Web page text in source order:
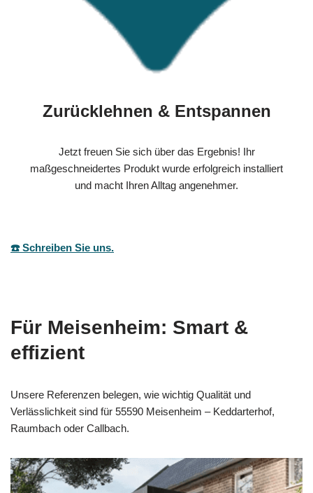
Zurücklehnen & Entspannen
Jetzt freuen Sie sich über das Ergebnis! Ihr
maßgeschneidertes Produkt wurde erfolgreich installiert
und macht Ihren Alltag angenehmer.
☎️ Schreiben Sie uns.
Für Meisenheim: Smart &
effizient
Unsere Referenzen belegen, wie wichtig Qualität und
Verlässlichkeit sind für 55590 Meisenheim – Keddarterhof,
Raumbach oder Callbach.